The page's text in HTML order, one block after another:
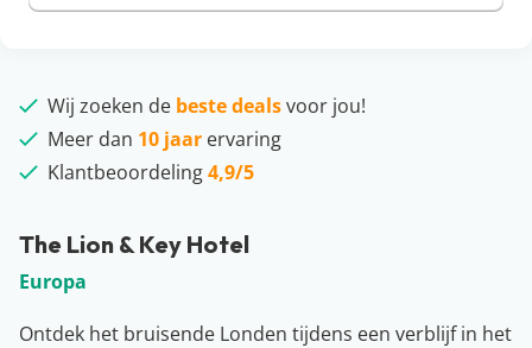
The Lion & Key Hotel
Europa
Ontdek het bruisende Londen tijdens een verblijf in het
Wij zoeken de beste dealsvoor jou!
Meer dan 10 jaar ervaring
Klantbeoordeling4,9/5